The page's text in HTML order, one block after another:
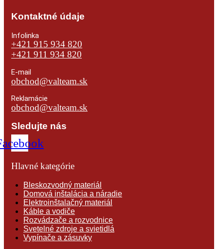
Kontaktné údaje
Infolinka
+421 915 934 820
+421 911 934 820
E-mail
obchod@valteam.sk
Reklamácie
obchod@valteam.sk
Sledujte nás
Hlavné kategórie
Bleskozvodný materiál
Domová inštalácia a náradie
Elektroinštalačný materiál
Káble a vodiče
Rozvádzače a rozvodnice
Svetelné zdroje a svietidlá
Vypínače a zásuvky